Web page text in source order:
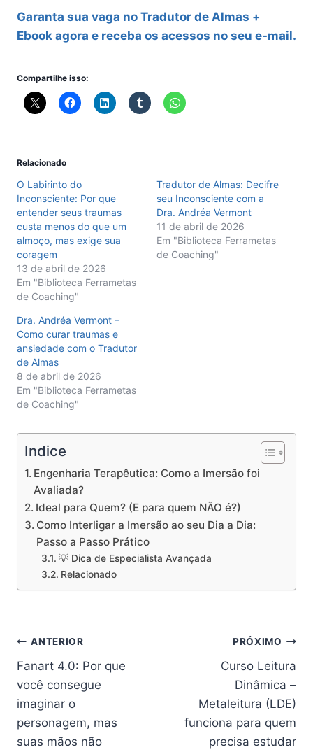
Garanta sua vaga no Tradutor de Almas +
Ebook agora e receba os acessos no seu e-mail.
Compartilhe isso:
Relacionado
O Labirinto do
Inconsciente: Por que
entender seus traumas
custa menos do que um
almoço, mas exige sua
coragem
13 de abril de 2026
Em "Biblioteca Ferrametas
de Coaching"
Tradutor de Almas: Decifre
seu Inconsciente com a
Dra. Andréa Vermont
11 de abril de 2026
Em "Biblioteca Ferrametas
de Coaching"
Dra. Andréa Vermont –
Como curar traumas e
ansiedade com o Tradutor
de Almas
8 de abril de 2026
Em "Biblioteca Ferrametas
de Coaching"
Indice
Engenharia Terapêutica: Como a Imersão foi
Avaliada?
Ideal para Quem? (E para quem NÃO é?)
Como Interligar a Imersão ao seu Dia a Dia:
Passo a Passo Prático
💡 Dica de Especialista Avançada
Relacionado
Navegação
de
Post
ANTERIOR
Fanart 4.0: Por que
você consegue
imaginar o
personagem, mas
suas mãos não
PRÓXIMO
Curso Leitura
Dinâmica –
Metaleitura (LDE)
funciona para quem
precisa estudar